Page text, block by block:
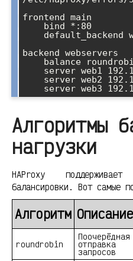
frontend main
backend webservers
Алгоритмы
нагрузки
HAProxy
балансировки. Вот самые
Алгоритм Описание
roundrobin
Поочерёдная
отправка
запросов